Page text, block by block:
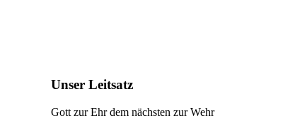
Unser Leitsatz
Gott zur Ehr dem nächsten zur Wehr